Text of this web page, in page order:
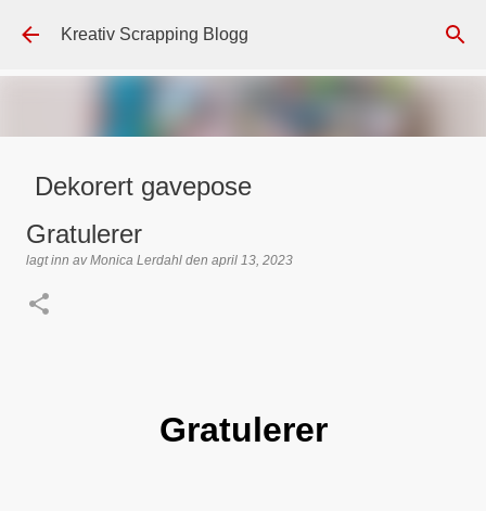
Gå til hovedinnhold
Kreativ Scrapping Blogg
Dekorert gavepose
Gratulerer
lagt inn avMonica Lerdahl den april 13, 2023
Gratulerer